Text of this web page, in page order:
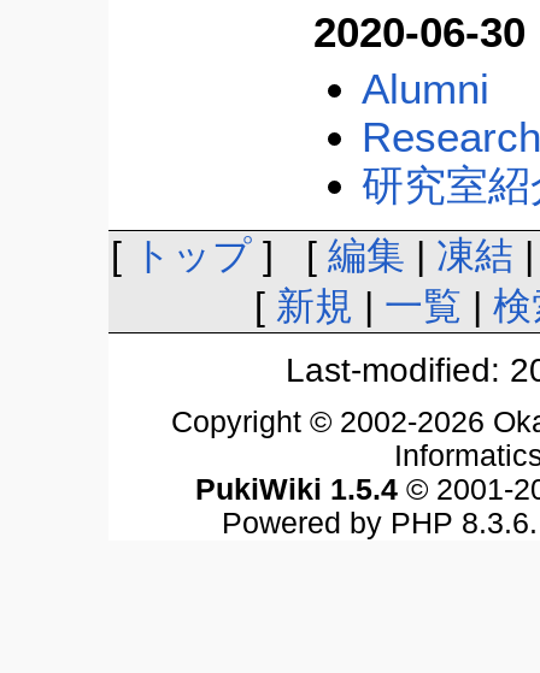
2020-06-30
Alumni
Research
研究室紹
[ トップ] [ 編集 | 凍結
[ 新規 | 一覧 | 検
Last-modified:
Copyright © 2002-2026
PukiWiki 1.5.4© 2001-
Powered by PHP